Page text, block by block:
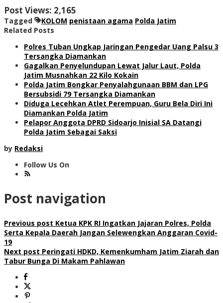
Post Views: 2,165
Tagged KOLOM penistaan agama Polda Jatim
Related Posts
Polres Tuban Ungkap Jaringan Pengedar Uang Palsu 3
Tersangka Diamankan
Gagalkan Penyelundupan Lewat Jalur Laut, Polda
Jatim Musnahkan 22 Kilo Kokain
Polda Jatim Bongkar Penyalahgunaan BBM dan LPG
Bersubsidi 79 Tersangka Diamankan
Diduga Lecehkan Atlet Perempuan, Guru Bela Diri Ini
Diamankan Polda Jatim
Pelapor Anggota DPRD Sidoarjo Inisial SA Datangi
Polda Jatim Sebagai Saksi
by Redaksi
Follow Us On
Post navigation
Previous post Ketua KPK RI Ingatkan Jajaran Polres, Polda
Serta Kepala Daerah Jangan Selewengkan Anggaran Covid-
19
Next post Peringati HDKD, Kemenkumham Jatim Ziarah dan
Tabur Bunga Di Makam Pahlawan